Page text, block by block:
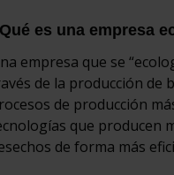
es una empresa
empresa que se
de la producción de
de producción
que producen
de forma más